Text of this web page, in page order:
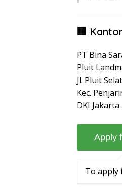
🏢
PT Bina
Pluit
Jl. Pluit
Kec.
DKI
To apply